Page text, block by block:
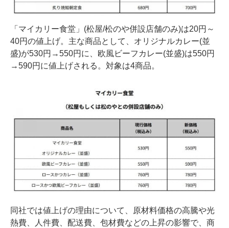
「マイカリー食堂」(松屋/松のや併設店舗のみ)は20円～
40円の値上げ。主な商品として、オリジナルカレー(並
盛)が530円→550円に、欧風ビーフカレー(並盛)は550円
→590円に値上げされる。対象は4商品。
同社では値上げの理由について、原材料価格の高騰や光
熱費、人件費、配送費、包材費などの上昇の影響で、商